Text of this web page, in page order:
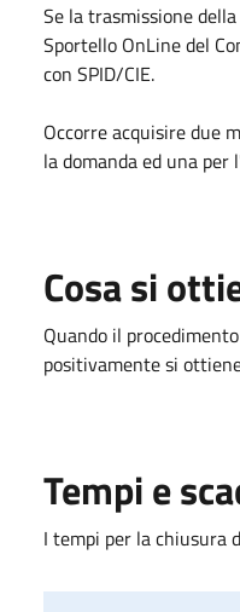
Se la trasmissione
Sportello OnLine del
con SPID/CIE.
Occorre acquisire due
la domanda ed una per
Cosa si
Quando il
positivamente si
Tempi e
I tempi per la chiusura